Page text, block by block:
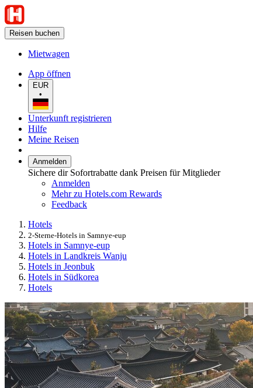
Reisen buchen
Mietwagen
App öffnen
EUR
•
Unterkunft registrieren
Hilfe
Meine Reisen
Anmelden
Sichere dir Sofortrabatte dank Preisen für Mitglieder
Anmelden
Mehr zu Hotels.com Rewards
Feedback
Hotels
2-Sterne-Hotels in Samnye-eup
Hotels in Samnye-eup
Hotels in Landkreis Wanju
Hotels in Jeonbuk
Hotels in Südkorea
Hotels